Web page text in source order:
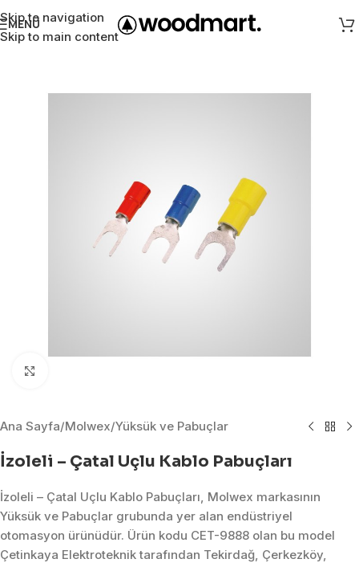
Skip to navigation
Skip to main content
MENÜ
Ana Sayfa/Molwex/Yüksük ve Pabuçlar
İzoleli – Çatal Uçlu Kablo Pabuçları
İzoleli – Çatal Uçlu Kablo Pabuçları, Molwex markasının
Yüksük ve Pabuçlar grubunda yer alan endüstriyel
otomasyon ürünüdür. Ürün kodu CET-9888 olan bu model
Çetinkaya Elektroteknik tarafından Tekirdağ, Çerkezköy,